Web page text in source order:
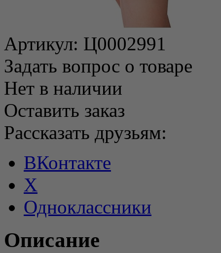
Артикул: Ц0002991
Задать вопрос о товаре
Нет в наличии
Оставить заказ
Рассказать друзьям:
ВКонтакте
X
Одноклассники
Описание